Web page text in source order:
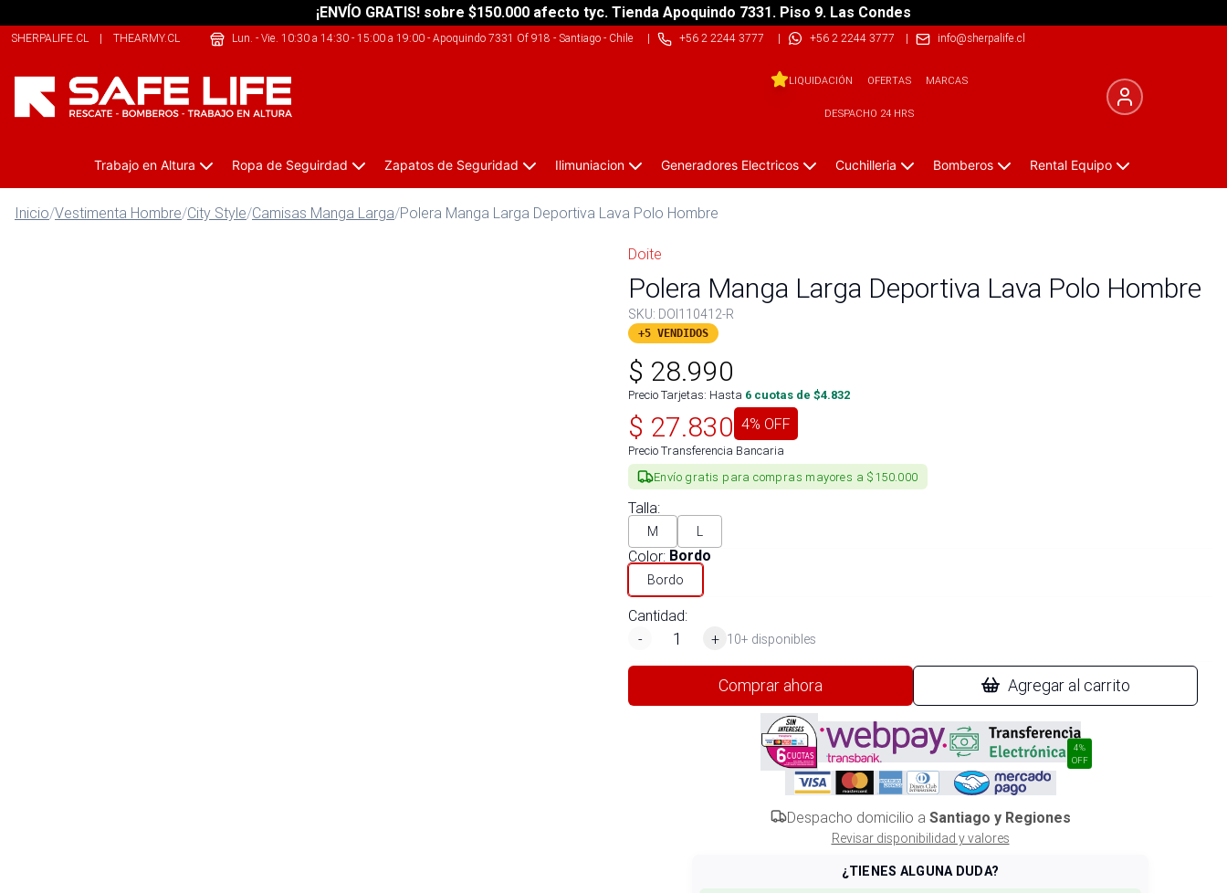
¡ENVÍO GRATIS! sobre $150.000 afecto tyc. Tienda Apoquindo 7331. Piso 9. Las Condes
SHERPALIFE.CL | THEARMY.CL SHERPALIFE.COM.AR
Lun. - Vie. 10:30 a 14:30 - 15:00 a 19:00- Apoquindo 7331 Of 918 - Santiago - Chile| +56 2 2244 3777 | +56 2 2244 3777 | info@sherpalife.cl
LIQUIDACIÓN OFERTAS MARCAS
DESPACHO 24 HRS
Trabajo en Altura Ropa de Seguirdad Zapatos de Seguridad Ilimuniacion Generadores Electricos Cuchilleria Bomberos Rental Equipo
Inicio/Vestimenta Hombre/City Style/Camisas Manga Larga/Polera Manga Larga Deportiva Lava Polo Hombre
Doite
Polera Manga Larga Deportiva Lava Polo Hombre
SKU: DOI110412-R
+5 VENDIDOS
$ 28.990
Precio Tarjetas: Hasta 6 cuotas de $4.832
$ 27.830 4% OFF
Precio Transferencia Bancaria
Envío gratis para compras mayores a $150.000
Talla:
M L
Color: Bordo
Bordo
Cantidad:
-
+ 10+ disponibles
Comprar ahora Agregar al carrito
4%
OFF
Despacho domicilio a Santiago y Regiones
Revisar disponibilidad y valores
¿TIENES ALGUNA DUDA?